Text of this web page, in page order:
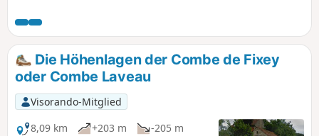
Die Höhenlagen der Combe de Fixey
oder Combe Laveau
Visorando-Mitglied
8,09 km
+203 m
-205 m